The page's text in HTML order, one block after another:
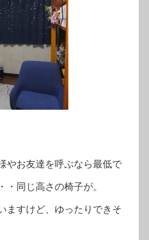
やお友達を呼ぶなら最低で
・同じ高さの椅子が。
ますけど、ゆったりできそ